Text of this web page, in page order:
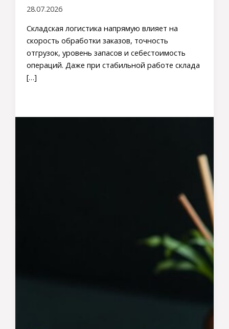
28.07.2026
Складская логистика напрямую влияет на
скорость обработки заказов, точность
отгрузок, уровень запасов и себестоимость
операций. Даже при стабильной работе склада
[…]